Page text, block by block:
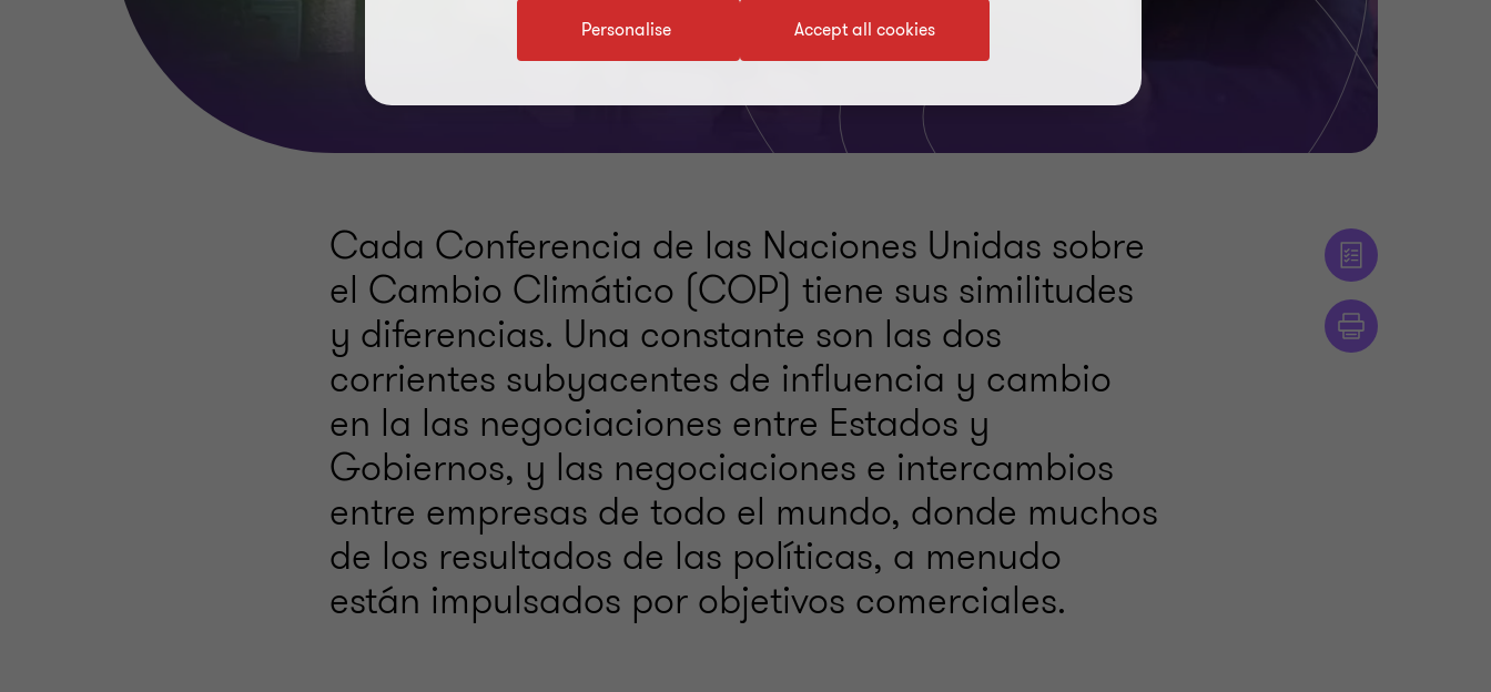
Cada Conferencia de las Naciones Unidas sobre
el Cambio Climático (COP) tiene sus similitudes
y diferencias. Una constante son las dos
corrientes subyacentes de influencia y cambio
en la las negociaciones entre Estados y
Gobiernos, y las negociaciones e intercambios
entre empresas de todo el mundo, donde muchos
de los resultados de las políticas, a menudo
están impulsados por objetivos comerciales.
Accept all cookies
Personalise